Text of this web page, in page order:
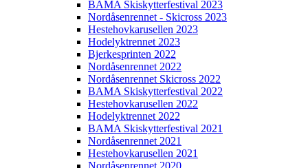
BAMA Skiskytterfestival 2023
Nordåsenrennet - Skicross 2023
Hestehovkarusellen 2023
Hodelyktrennet 2023
Bjerkesprinten 2022
Nordåsenrennet 2022
Nordåsenrennet Skicross 2022
BAMA Skiskytterfestival 2022
Hestehovkarusellen 2022
Hodelyktrennet 2022
BAMA Skiskytterfestival 2021
Nordåsenrennet 2021
Hestehovkarusellen 2021
Nordåsenrennet 2020